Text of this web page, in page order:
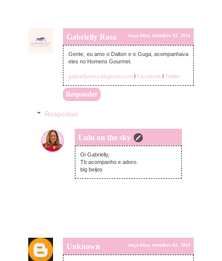
Gabrielly Rosa terça-feira, setembro 02, 2014
Gente, eu amo o Dalton e o Guga, acompanhava
eles no Homens Gourmet.
gabriellyrosa.blogspot.com l Facebook l Twitter
Responder
Respostas
Lulu on the sky
terça-feira, setembro 02, 2014
Oi Gabrielly,
Tb acompanho e adoro.
big beijos
Unknown terça-feira, setembro 02, 2014